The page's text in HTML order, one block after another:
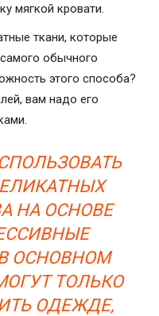
мягкой кровати.
ткани, которые
обычного
этого способа?
вам надо его
НА ОСНОВЕ
ОСНОВНОМ
ТОЛЬКО
ОДЕЖДЕ,